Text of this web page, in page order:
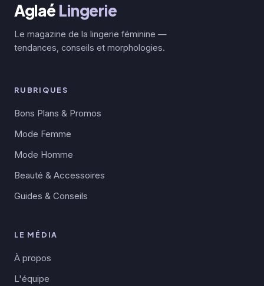
Aglaé Lingerie
Le magazine de la lingerie féminine —
tendances, conseils et morphologies.
RUBRIQUES
Bons Plans & Promos
Mode Femme
Mode Homme
Beauté & Accessoires
Guides & Conseils
LE MÉDIA
À propos
L'équipe